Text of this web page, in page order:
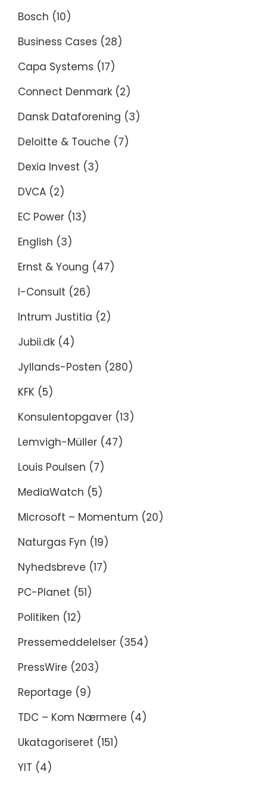
Bosch (10)
Business Cases (28)
Capa Systems (17)
Connect Denmark (2)
Dansk Dataforening (3)
Deloitte & Touche (7)
Dexia Invest (3)
DVCA (2)
EC Power (13)
English (3)
Ernst & Young (47)
I-Consult (26)
Intrum Justitia (2)
Jubii.dk (4)
Jyllands-Posten (280)
KFK (5)
Konsulentopgaver (13)
Lemvigh-Müller (47)
Louis Poulsen (7)
MediaWatch (5)
Microsoft – Momentum (20)
Naturgas Fyn (19)
Nyhedsbreve (17)
PC-Planet (51)
Politiken (12)
Pressemeddelelser (354)
PressWire (203)
Reportage (9)
TDC – Kom Nærmere (4)
Ukatagoriseret (151)
YIT (4)